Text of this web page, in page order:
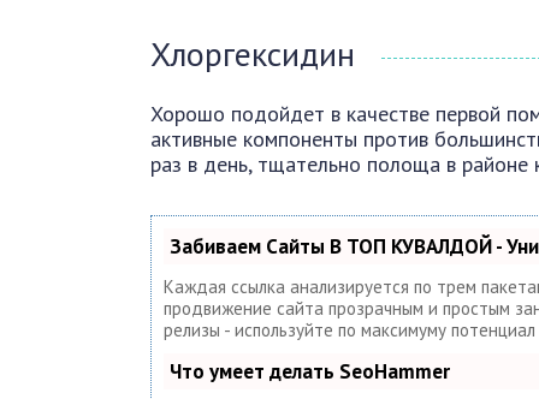
Хлоргексидин
Хорошо подойдет в качестве первой
активные компоненты против
раз в день, тщательно полоща в районе
Забиваем Сайты В ТОП КУВАЛДОЙ -
Каждая ссылка анализируется по трем
продвижение сайта прозрачным и простым
релизы - используйте по максимуму
Что умеет делать SeoHammer